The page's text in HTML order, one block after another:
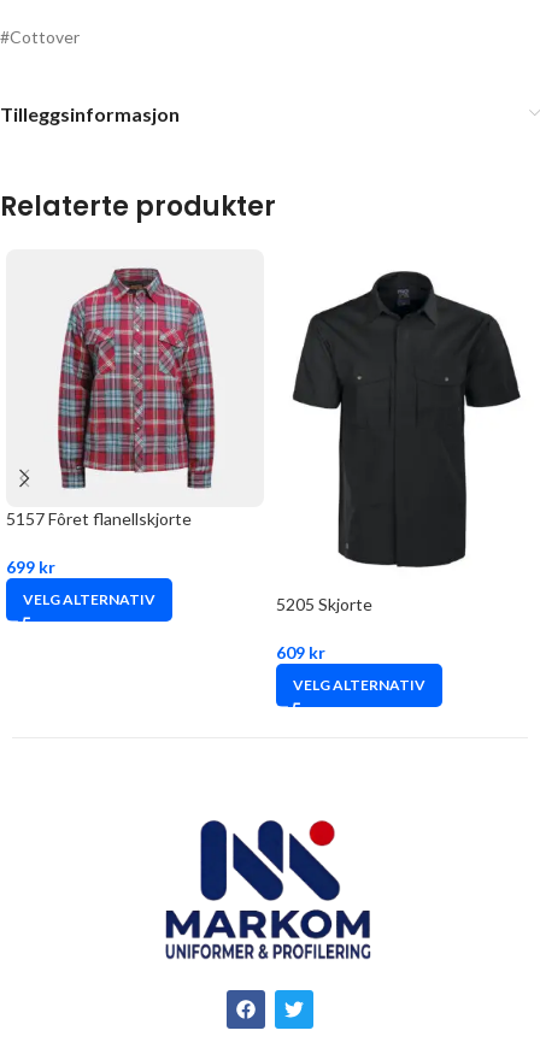
#Cottover
Tilleggsinformasjon
Relaterte produkter
5157 Fôret flanellskjorte
699 kr
VELG ALTERNATIV 5205 Skjorte
609 kr
VELG ALTERNATIV